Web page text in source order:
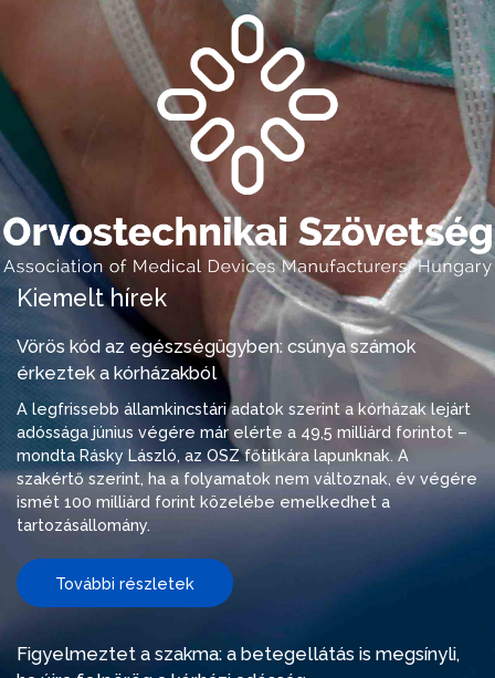
Kiemelt hírek
Vörös kód az egészségügyben: csúnya számok
érkeztek a kórházakból
A legfrissebb államkincstári adatok szerint a kórházak lejárt
adóssága június végére már elérte a 49,5 milliárd forintot –
mondta Rásky László, az OSZ főtitkára lapunknak. A
szakértő szerint, ha a folyamatok nem változnak, év végére
ismét 100 milliárd forint közelébe emelkedhet a
tartozásállomány.
További részletek
Figyelmeztet a szakma: a betegellátás is megsínyli,